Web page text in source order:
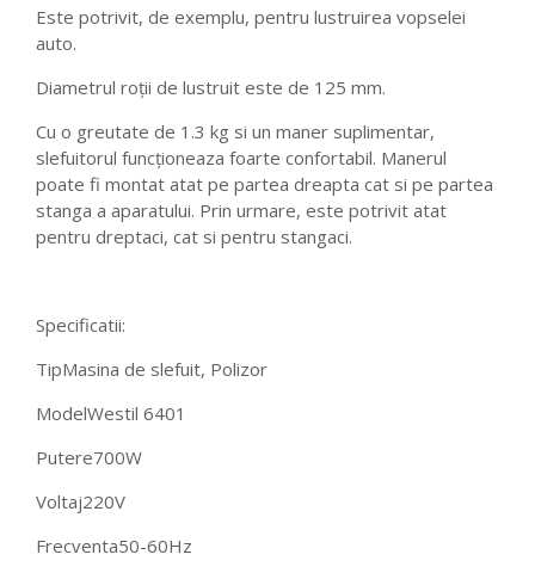
Este potrivit, de exemplu, pentru lustruirea vopselei
auto.
Diametrul roții de lustruit este de 125 mm.
Cu o greutate de 1.3 kg si un maner suplimentar,
slefuitorul funcționeaza foarte confortabil. Manerul
poate fi montat atat pe partea dreapta cat si pe partea
stanga a aparatului. Prin urmare, este potrivit atat
pentru dreptaci, cat si pentru stangaci.
Specificatii:
TipMasina de slefuit, Polizor
ModelWestil 6401
Putere700W
Voltaj220V
Frecventa50-60Hz